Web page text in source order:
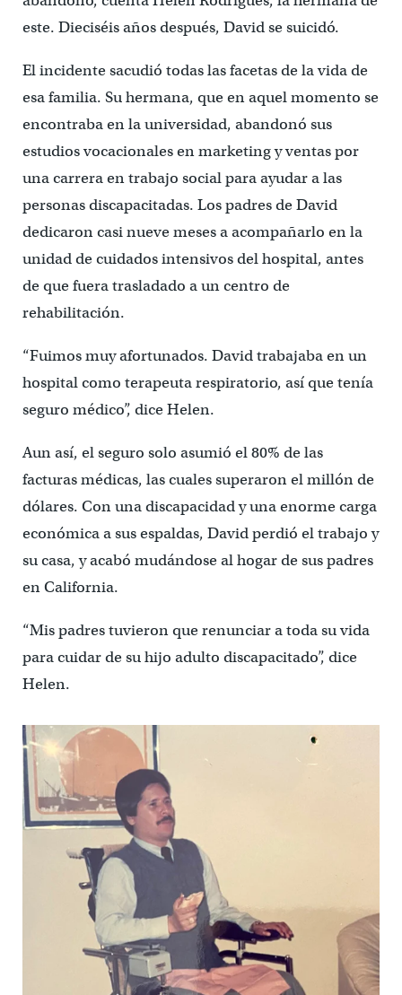
este. Dieciséis años después, David se suicidó.
El incidente sacudió todas las facetas de la vida de
esa familia. Su hermana, que en aquel momento se
encontraba en la universidad, abandonó sus
estudios vocacionales en marketing y ventas por
una carrera en trabajo social para ayudar a las
personas discapacitadas. Los padres de David
dedicaron casi nueve meses a acompañarlo en la
unidad de cuidados intensivos del hospital, antes
de que fuera trasladado a un centro de
rehabilitación.
“Fuimos muy afortunados. David trabajaba en un
hospital como terapeuta respiratorio, así que tenía
seguro médico”, dice Helen.
Aun así, el seguro solo asumió el 80% de las
facturas médicas, las cuales superaron el millón de
dólares. Con una discapacidad y una enorme carga
económica a sus espaldas, David perdió el trabajo y
su casa, y acabó mudándose al hogar de sus padres
en California.
“Mis padres tuvieron que renunciar a toda su vida
para cuidar de su hijo adulto discapacitado”, dice
Helen.